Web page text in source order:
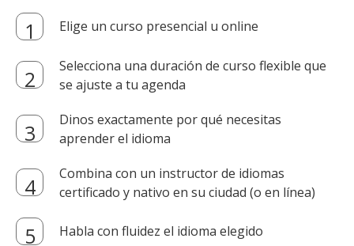
Elige un curso presencial u online
Selecciona una duración de curso flexible que
se ajuste a tu agenda
Dinos exactamente por qué necesitas
aprender el idioma
Combina con un instructor de idiomas
certificado y nativo en su ciudad (o en línea)
Habla con fluidez el idioma elegido